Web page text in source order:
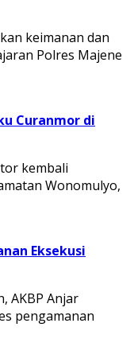
keimanan dan
Polres Majene
Curanmor di
kembali
Wonomulyo,
Eksekusi
AKBP Anjar
pengamanan